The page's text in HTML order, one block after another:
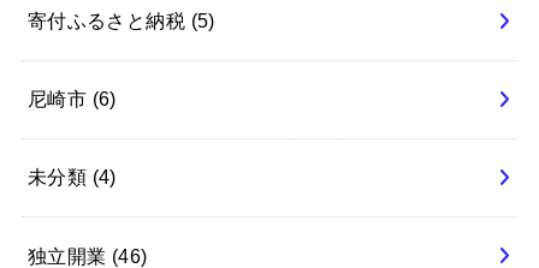
寄付ふるさと納税 (5)
尼崎市 (6)
未分類 (4)
独立開業 (46)